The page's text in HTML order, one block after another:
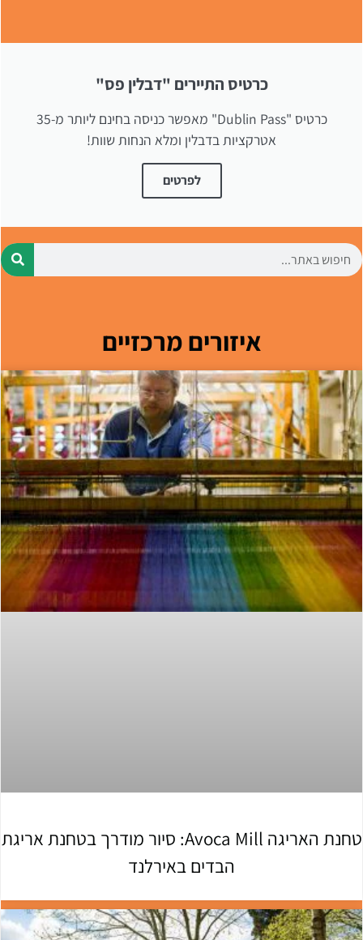
כרטיס התיירים "דבלין פס"
כרטיס "Dublin Pass" מאפשר כניסה בחינם ליותר מ-35
אטרקציות בדבלין ומלא הנחות שוות!
לפרטים
איזורים מרכזיים
טחנת האריגה Avoca Mill: סיור מודרך בטחנת אריגת
הבדים באירלנד